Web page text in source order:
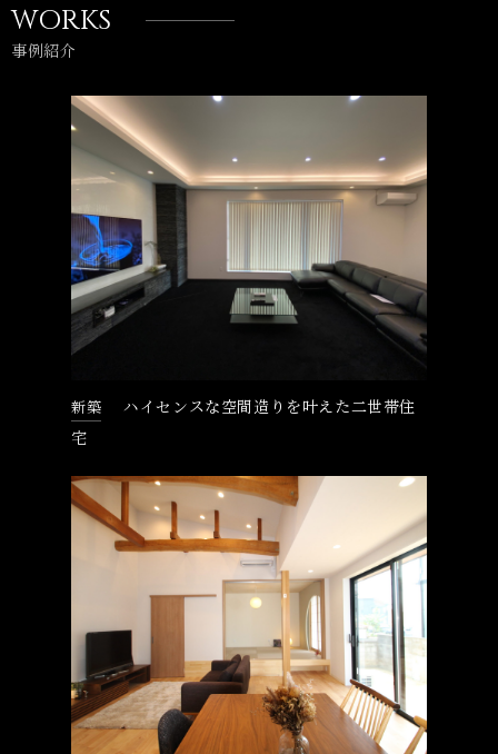
WORKS
事例紹介
新築
ハイセンスな空間造りを叶えた二世帯住
宅